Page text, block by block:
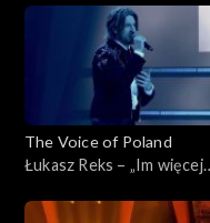
Poland”, Finał, 29 listopada
The Voice of Poland
Łukasz Reks – „Im więcej
of Poland”, Finał, 29